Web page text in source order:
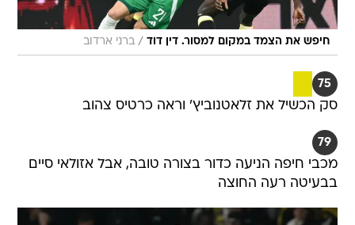
חיפש את הצמד במקום למסור. דין דוד / ברני ארדוב
75
סק הכשיל את זלאטנוביץ' וראה כרטיס צהוב
79
מכבי חיפה הניעה כדור בצורה טובה, אבל אזולאי סיים
בבעיטה רעה החוצה